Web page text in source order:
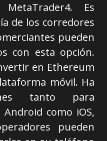
Es
de los corredores
pueden
con esta opción.
en Ethereum
móvil. Ha
tanto para
como iOS,
pueden